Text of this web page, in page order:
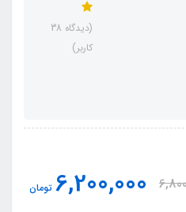
(دیدگاه 38
کاربر)
6,200,000 تومان